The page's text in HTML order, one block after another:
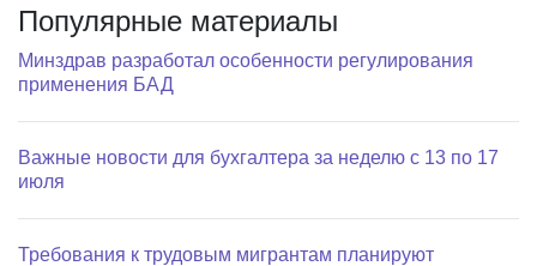
Популярные материалы
Минздрав разработал особенности регулирования
применения БАД
Важные новости для бухгалтера за неделю с 13 по 17
июля
Требования к трудовым мигрантам планируют